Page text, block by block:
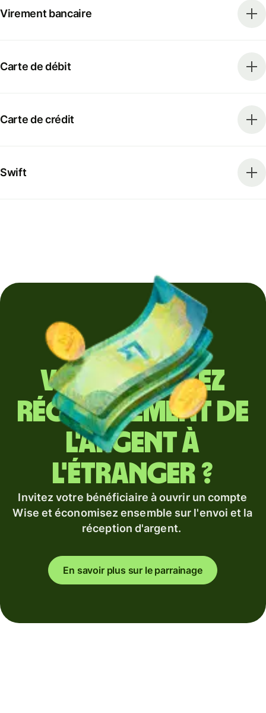
Virement bancaire
Carte de débit
Carte de crédit
Swift
Vous envoyez
régulièrement de
l'argent à
l'étranger ?
Invitez votre bénéficiaire à ouvrir un compte
Wise et économisez ensemble sur l'envoi et la
réception d'argent.
En savoir plus sur le parrainage